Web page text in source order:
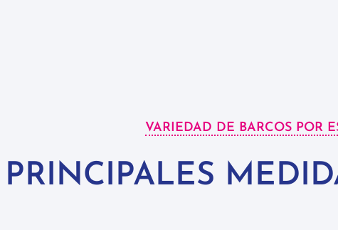
VARIEDAD DE BARCOS POR
PRINCIPALES